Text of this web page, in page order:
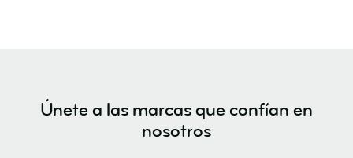
Únete a las marcas que confían en
nosotros